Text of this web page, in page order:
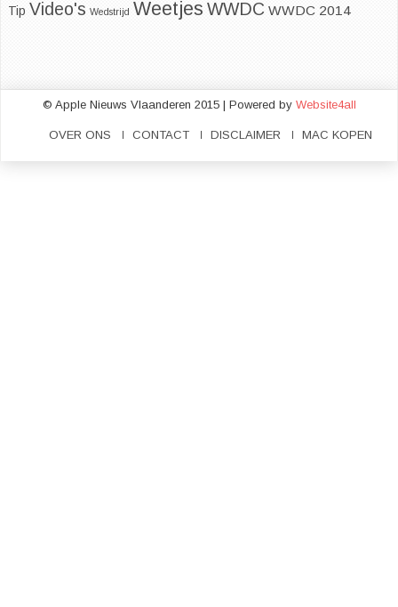
Tip Video's Wedstrijd Weetjes WWDC WWDC 2014
© Apple Nieuws Vlaanderen 2015 | Powered by Website4all
OVER ONS CONTACT DISCLAIMER MAC KOPEN